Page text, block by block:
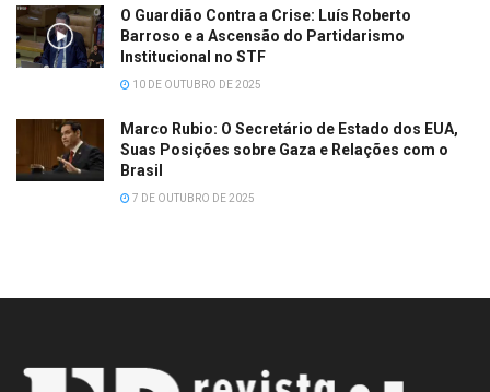
O Guardião Contra a Crise: Luís Roberto
Barroso e a Ascensão do Partidarismo
Institucional no STF
10 DE OUTUBRO DE 2025
Marco Rubio: O Secretário de Estado dos EUA,
Suas Posições sobre Gaza e Relações com o
Brasil
7 DE OUTUBRO DE 2025